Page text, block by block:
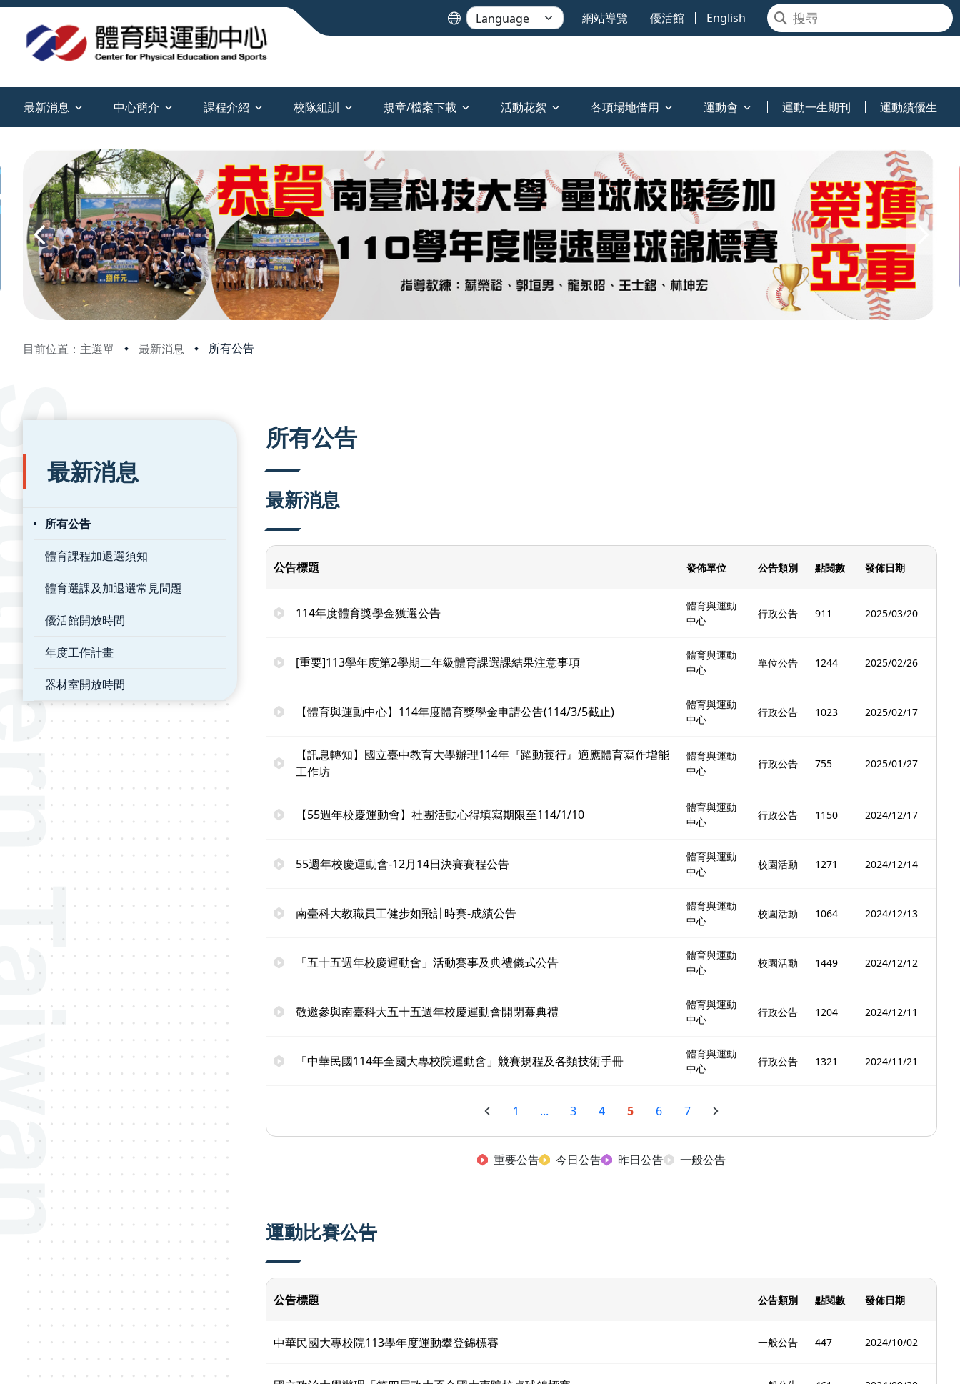
網站導覽 優活館 English
最新消息 中心簡介 課程介紹 校隊組訓 規章/檔案下載 活動花絮 各項場地借用 運動會 運動一生期刊 運動績優生
目前位置：主選單 最新消息 所有公告
:::
最新消息
所有公告
體育課程加退選須知
體育選課及加退選常見問題
優活館開放時間
年度工作計畫
器材室開放時間
所有公告
最新消息
公告標題 發佈單位 公告類別 點閱數 發佈日期
114年度體育獎學金獲選公告
體育與運動
中心
行政公告 911 2025/03/20
[重要]113學年度第2學期二年級體育課選課結果注意事項
體育與運動
中心
單位公告 1244 2025/02/26
【體育與運動中心】114年度體育獎學金申請公告(114/3/5截止)
體育與運動
中心
行政公告 1023 2025/02/17
【訊息轉知】國立臺中教育大學辦理114年『躍動莪行』適應體育寫作增能
工作坊
體育與運動
中心
行政公告 755 2025/01/27
【55週年校慶運動會】社團活動心得填寫期限至114/1/10
體育與運動
中心
行政公告 1150 2024/12/17
55週年校慶運動會-12月14日決賽賽程公告
體育與運動
中心
校園活動 1271 2024/12/14
南臺科大教職員工健步如飛計時賽-成績公告
體育與運動
中心
校園活動 1064 2024/12/13
「五十五週年校慶運動會」活動賽事及典禮儀式公告
體育與運動
中心
校園活動 1449 2024/12/12
敬邀參與南臺科大五十五週年校慶運動會開閉幕典禮
體育與運動
中心
行政公告 1204 2024/12/11
「中華民國114年全國大專校院運動會」競賽規程及各類技術手冊
體育與運動
中心
行政公告 1321 2024/11/21
1 ... 3 4 5 6 7
重要公告 今日公告 昨日公告 一般公告
運動比賽公告
公告標題 公告類別 點閱數 發佈日期
中華民國大專校院113學年度運動攀登錦標賽 一般公告 447 2024/10/02